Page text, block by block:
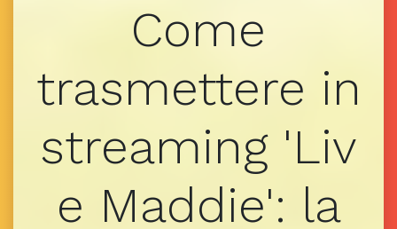
Come
trasmettere in
streaming 'Liv
e Maddie': la